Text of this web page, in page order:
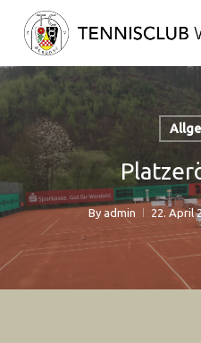
content
By admin 22. April